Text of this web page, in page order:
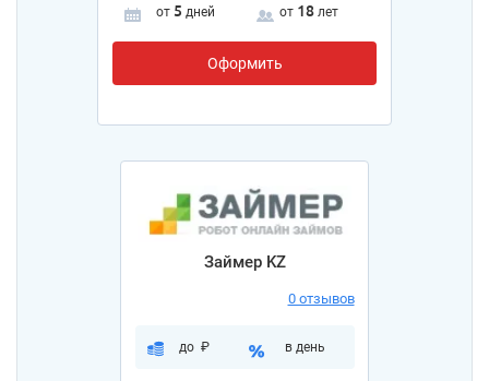
от 5 дней от 18 лет
Оформить
Займер KZ
0 отзывов
до ₽ в день